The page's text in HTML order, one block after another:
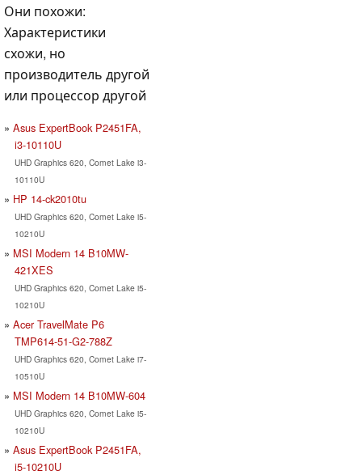
Они похожи:
Характеристики
схожи, но
производитель другой
или процессор другой
Asus ExpertBook P2451FA,
i3-10110U
UHD Graphics 620, Comet Lake i3-
10110U
HP 14-ck2010tu
UHD Graphics 620, Comet Lake i5-
10210U
MSI Modern 14 B10MW-
421XES
UHD Graphics 620, Comet Lake i5-
10210U
Acer TravelMate P6
TMP614-51-G2-788Z
UHD Graphics 620, Comet Lake i7-
10510U
MSI Modern 14 B10MW-604
UHD Graphics 620, Comet Lake i5-
10210U
Asus ExpertBook P2451FA,
i5-10210U